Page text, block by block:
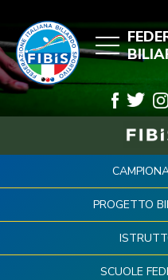
PROGETTO
SCUOLE